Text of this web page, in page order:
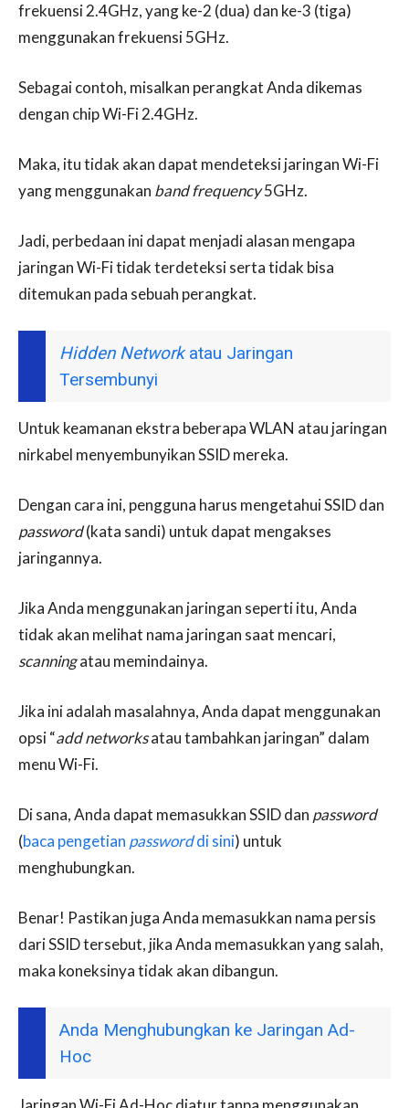
frekuensi 2.4GHz, yang ke-2 (dua) dan ke-3 (tiga)
menggunakan frekuensi 5GHz.
Sebagai contoh, misalkan perangkat Anda dikemas
dengan chip Wi-Fi 2.4GHz.
Maka, itu tidak akan dapat mendeteksi jaringan Wi-Fi
yang menggunakan band frequency5GHz.
Jadi, perbedaan ini dapat menjadi alasan mengapa
jaringan Wi-Fi tidak terdeteksi serta tidak bisa
ditemukan pada sebuah perangkat.
Hidden Networkatau Jaringan
Tersembunyi
Untuk keamanan ekstra beberapa WLAN atau jaringan
nirkabel menyembunyikan SSID mereka.
Dengan cara ini, pengguna harus mengetahui SSID dan
password(kata sandi) untuk dapat mengakses
jaringannya.
Jika Anda menggunakan jaringan seperti itu, Anda
tidak akan melihat nama jaringan saat mencari,
scanningatau memindainya.
Jika ini adalah masalahnya, Anda dapat menggunakan
opsi “add networksatau tambahkan jaringan” dalam
menu Wi-Fi.
Di sana, Anda dapat memasukkan SSID dan password
(baca pengetian passworddi sini) untuk
menghubungkan.
Benar! Pastikan juga Anda memasukkan nama persis
dari SSID tersebut, jika Anda memasukkan yang salah,
maka koneksinya tidak akan dibangun.
Anda Menghubungkan ke Jaringan Ad-
Hoc